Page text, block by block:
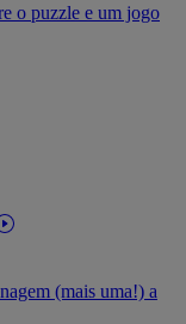
o puzzle e um jogo
(mais uma!) a